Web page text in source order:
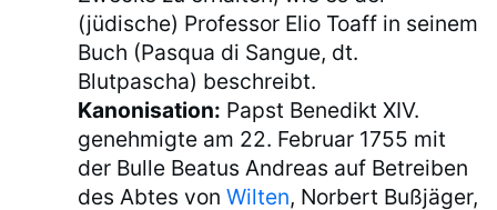
(jüdische) Professor Elio Toaff in seinem
Buch (Pasqua di Sangue, dt.
Blutpascha) beschreibt.
Kanonisation: Papst Benedikt XIV.
genehmigte am 22. Februar 1755 mit
der Bulle Beatus Andreas auf Betreiben
des Abtes vonWilten, Norbert Bußjäger,